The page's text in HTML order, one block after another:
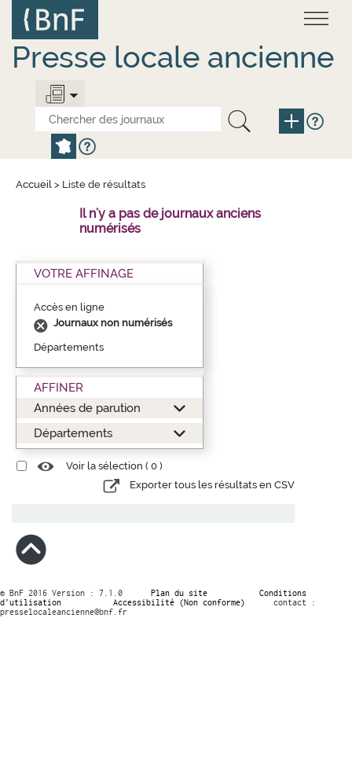
contenu
principal
Presse locale ancienne
Accueil > Liste de résultats
Il n'y a pas de journaux anciens
numérisés
VOTRE AFFINAGE
Accès en ligne
Journaux non numérisés
Départements
AFFINER
Années de parution
Départements
Voir la sélection ( 0 )
Exporter tous les résultats en CSV
© BnF 2016 Version : 7.1.0 Plan du site
Conditions
d’utilisation
Accessibilité (Non conforme)
contact :
presselocaleancienne@bnf.fr
Panneau de gestion des cookies